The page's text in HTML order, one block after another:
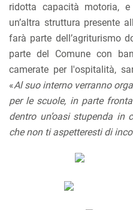
ridotta capacità motoria,
un’altra struttura presente
farà parte dell’agriturismo
parte del Comune con
camerate per l'ospitalità,
«Al suo interno verranno
per le scuole, in parte
dentro un’oasi stupenda in
che non ti aspetteresti di